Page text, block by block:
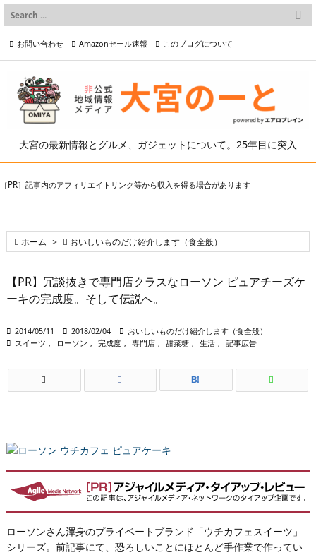
大宮の最新情報とグルメ、ガジェットについて。25年目に突入

メニュー

検索
お問い合わせ Amazonセール速報 このブログについて
プライバシーポリシー等
［PR］記事内のアフィリエイトリンク等から収入を得る場合があります
 ホーム >  おいしいものだけ紹介します（食全般）
【PR】冗談抜きで専門店クラスなローソン ピュアチーズケ
ーキの完成度。そして伝説へ。
 2014/05/11  2018/02/04  おいしいものだけ紹介します（食全般）
 スイーツ , ローソン , 完成度 , 専門店 , 甜菜糖 , 生活 , 記事広告
B!
ローソンさん渾身のプライベートブランド「ウチカフェスイーツ」
シリーズ。前記事にて、恐ろしいことにほとんど手作業で作ってい